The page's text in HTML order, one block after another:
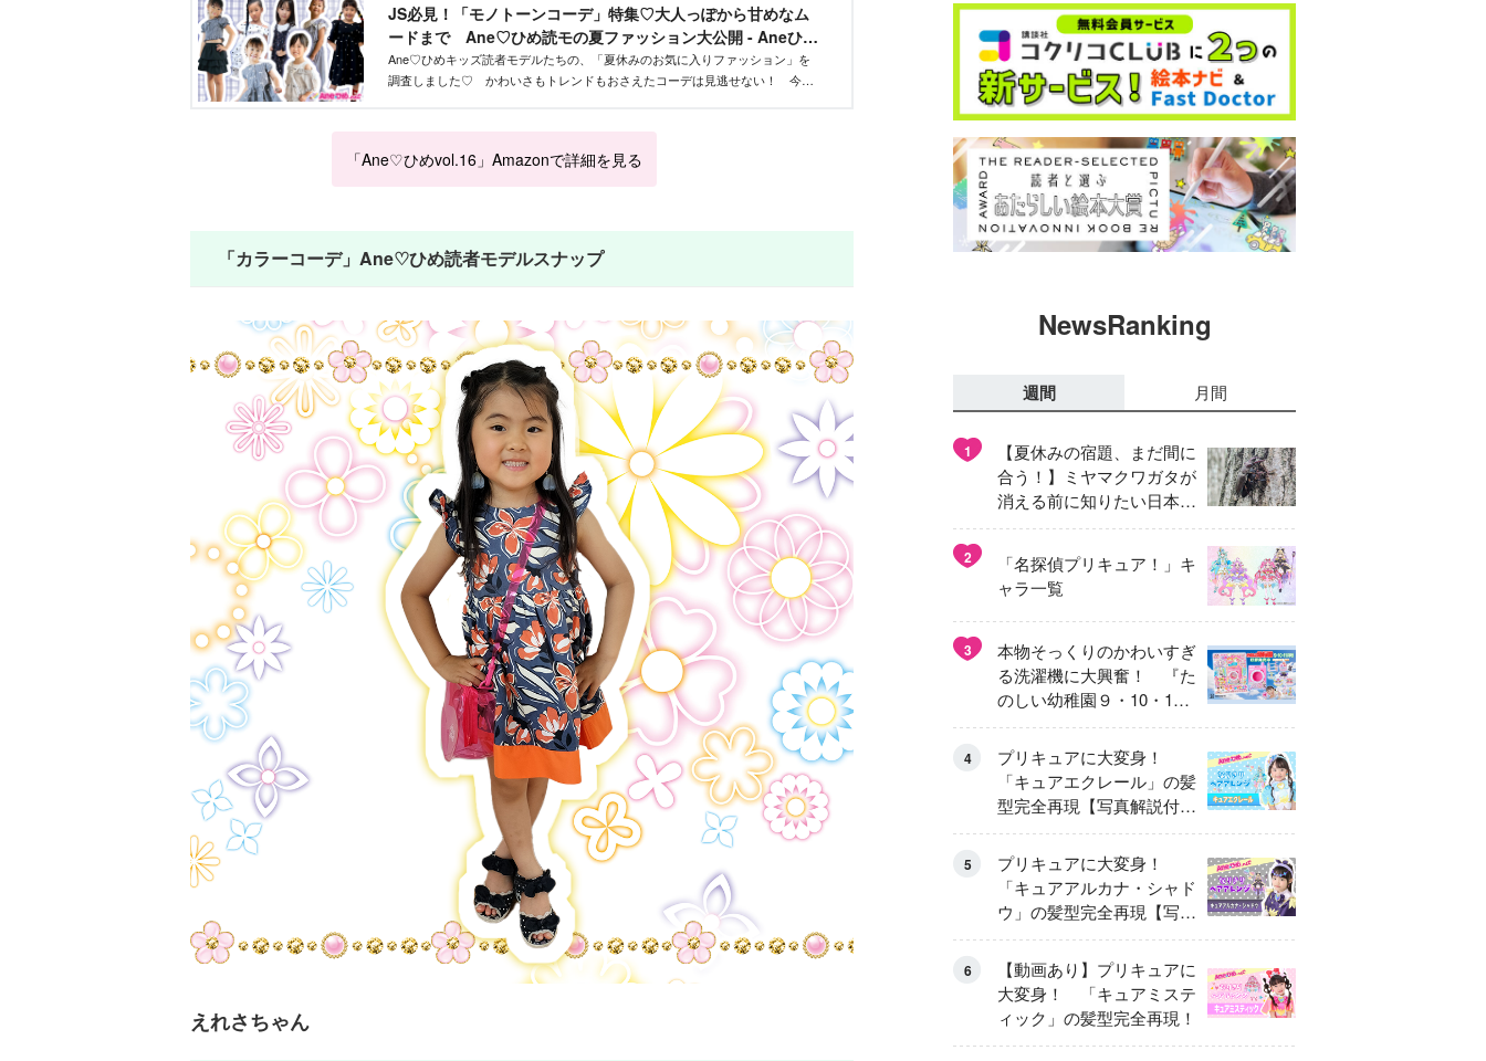
JS必見！「モノトーンコーデ」特集♡大人っぽから甘めなム
ードまで Ane♡ひめ読モの夏ファッション大公開 - Aneひ
め.net｜講談社
Ane♡ひめキッズ読者モデルたちの、「夏休みのお気に入りファッション」を
調査しました♡ かわいさもトレンドもおさえたコーデは見逃せない！ 今回
「Ane♡ひめvol.16」Amazonで詳細を見る
「カラーコーデ」Ane♡ひめ読者モデルスナップ
えれさちゃん
NewsRanking
週間 月間
1
【夏休みの宿題、まだ間に
合う！】ミヤマクワガタが
消える前に知りたい日本の
異変
2
「名探偵プリキュア！」キ
ャラ一覧
3
本物そっくりのかわいすぎ
る洗濯機に大興奮！ 『た
のしい幼稚園９・10・11
月号』だけのオリジナル付
録「プリキュア くるくる
せんたくき」
4
プリキュアに大変身！
「キュアエクレール」の髪
型完全再現【写真解説付
き】
5
プリキュアに大変身！
「キュアアルカナ・シャド
ウ」の髪型完全再現【写真
解説付き】
6
【動画あり】プリキュアに
大変身！ 「キュアミステ
ィック」の髪型完全再現！